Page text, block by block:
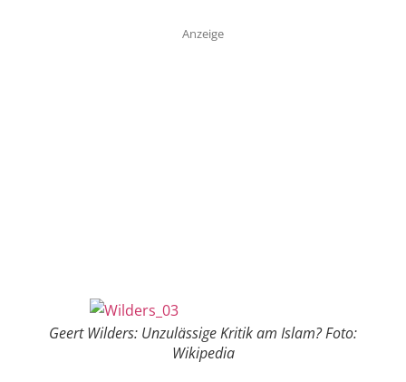
Anzeige
Geert Wilders: Unzulässige Kritik am Islam? Foto:
Wikipedia